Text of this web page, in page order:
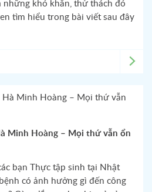
những khó khăn, thử thách đó
tìm hiểu trong bài viết sau đây
Minh Hoàng – Mọi thứ vẫn ổn
bạn Thực tập sinh tại Nhật
có ảnh hưởng gì đến công